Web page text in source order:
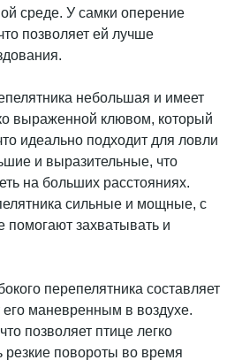
среде. У самки оперение
позволяет ей лучше
небольшая и имеет
выраженной клювом, который
идеально подходит для ловли
и выразительные, что
на больших расстояниях.
сильные и мощные, с
помогают захватывать и
перепелятника составляет
его маневренным в воздухе.
позволяет птице легко
резкие повороты во время